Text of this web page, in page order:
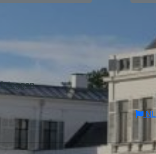
Inloggen
NL